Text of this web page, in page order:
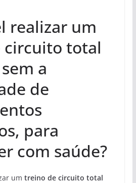
realizar um
total
a
de
para
com saúde?
um treino de circuito total